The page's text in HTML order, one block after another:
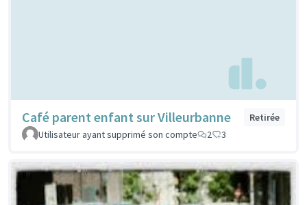
Café parent enfant sur Villeurbanne
Retirée
Utilisateur ayant supprimé son compte
2 3